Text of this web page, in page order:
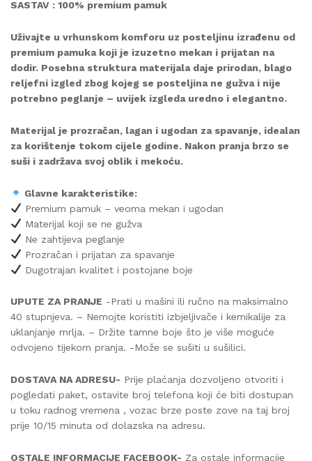
SASTAV : 100% premium pamuk
Uživajte u vrhunskom komforu uz posteljinu izrađenu od
premium pamuka koji je izuzetno mekan i prijatan na
dodir. Posebna struktura materijala daje prirodan, blago
reljefni izgled zbog kojeg se posteljina ne gužva i nije
potrebno peglanje – uvijek izgleda uredno i elegantno.
Materijal je prozračan, lagan i ugodan za spavanje, idealan
za korištenje tokom cijele godine. Nakon pranja brzo se
suši i zadržava svoj oblik i mekoću.
Glavne karakteristike:
Premium pamuk – veoma mekan i ugodan
Materijal koji se ne gužva
Ne zahtijeva peglanje
Prozračan i prijatan za spavanje
Dugotrajan kvalitet i postojane boje
UPUTE ZA PRANJE -Prati u mašini ili ručno na maksimalno
40 stupnjeva. – Nemojte koristiti izbjeljivače i kemikalije za
uklanjanje mrlja. – Držite tamne boje što je više moguće
odvojeno tijekom pranja. -Može se sušiti u sušilici.
DOSTAVA NA ADRESU- Prije plaćanja dozvoljeno otvoriti i
pogledati paket, ostavite broj telefona koji će biti dostupan
u toku radnog vremena , vozac brze poste zove na taj broj
prije 10/15 minuta od dolazska na adresu.
OSTALE INFORMACIJE FACEBOOK- Za ostale informacije